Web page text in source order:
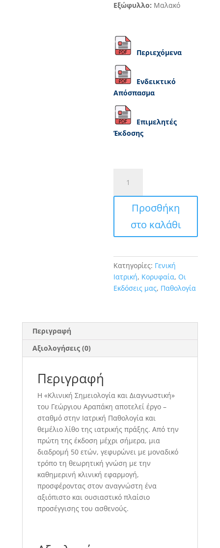
Εξώφυλλο: Μαλακό
Περιεχόμενα
Ενδεικτικό
Απόσπασμα
Επιμελητές
Έκδοσης
Σημειολογία
και
Διαγνωστική
Έκδοση)
Προσθήκη
στο καλάθι
Κατηγορίες: Γενική
Ιατρική, Κορυφαία, Οι
Εκδόσεις μας, Παθολογία
Περιγραφή
Αξιολογήσεις (0)
Περιγραφή
Η «Κλινική Σημειολογία και Διαγνωστική»
του Γεώργιου Αραπάκη αποτελεί έργο –
σταθμό στην Ιατρική Παθολογία και
θεμέλιο λίθο της ιατρικής πράξης. Από την
πρώτη της έκδοση μέχρι σήμερα, μια
διαδρομή 50 ετών, γεφυρώνει με μοναδικό
τρόπο τη θεωρητική γνώση με την
καθημερινή κλινική εφαρμογή,
προσφέροντας στον αναγνώστη ένα
αξιόπιστο και ουσιαστικό πλαίσιο
προσέγγισης του ασθενούς.